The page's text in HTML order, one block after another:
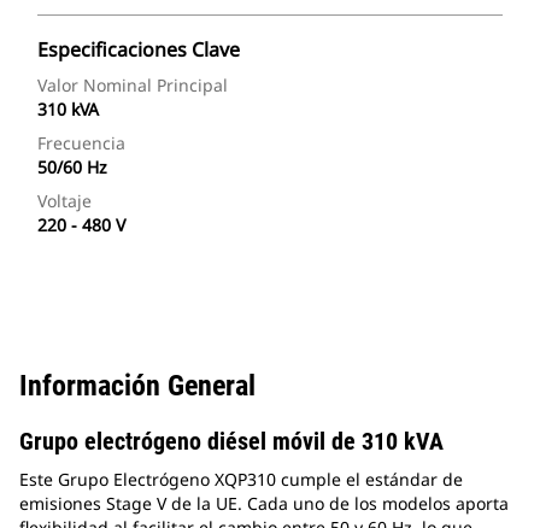
Especificaciones Clave
Valor Nominal Principal
310 kVA
Frecuencia
50/60 Hz
Voltaje
220 - 480 V
Información General
Grupo electrógeno diésel móvil de 310 kVA
Este Grupo Electrógeno XQP310 cumple el estándar de
emisiones Stage V de la UE. Cada uno de los modelos aporta